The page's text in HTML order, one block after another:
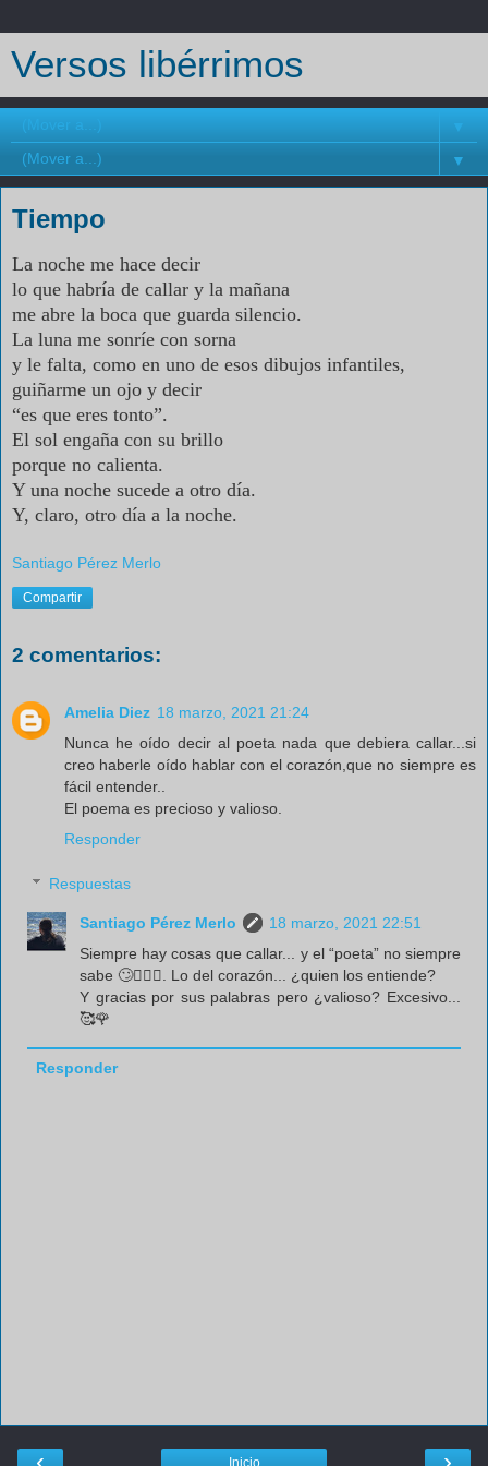
Versos libérrimos
▼
▼
Tiempo
La noche me hace decir
lo que habría de callar y la mañana
me abre la boca que guarda silencio.
La luna me sonríe con sorna
y le falta, como en uno de esos dibujos infantiles,
guiñarme un ojo y decir
“es que eres tonto”.
El sol engaña con su brillo
porque no calienta.
Y una noche sucede a otro día.
Y, claro, otro día a la noche.
Santiago Pérez Merlo
Compartir
2 comentarios:
Amelia Diez 18 marzo, 2021 21:24
Nunca he oído decir al poeta nada que debiera callar...si
creo haberle oído hablar con el corazón,que no siempre es
fácil entender..
El poema es precioso y valioso.
Responder
Respuestas
Santiago Pérez Merlo
18 marzo, 2021 22:51
Siempre hay cosas que callar... y el “poeta” no siempre
sabe 🙄🤷🏻‍♂️. Lo del corazón... ¿quien los entiende?
Y gracias por sus palabras pero ¿valioso? Excesivo...
🥰🌹
Responder